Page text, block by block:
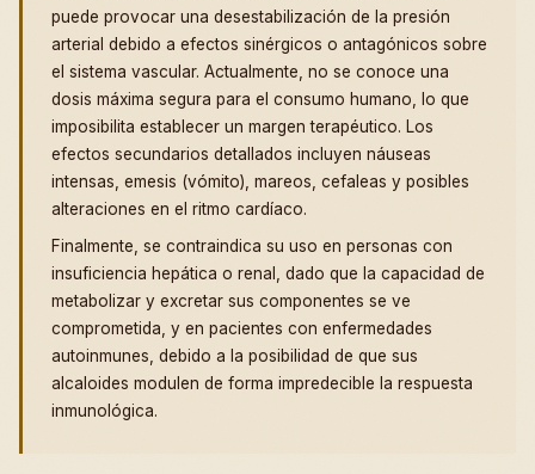
puede provocar una desestabilización de la presión
arterial debido a efectos sinérgicos o antagónicos sobre
el sistema vascular. Actualmente, no se conoce una
dosis máxima segura para el consumo humano, lo que
imposibilita establecer un margen terapéutico. Los
efectos secundarios detallados incluyen náuseas
intensas, emesis (vómito), mareos, cefaleas y posibles
alteraciones en el ritmo cardíaco.
Finalmente, se contraindica su uso en personas con
insuficiencia hepática o renal, dado que la capacidad de
metabolizar y excretar sus componentes se ve
comprometida, y en pacientes con enfermedades
autoinmunes, debido a la posibilidad de que sus
alcaloides modulen de forma impredecible la respuesta
inmunológica.